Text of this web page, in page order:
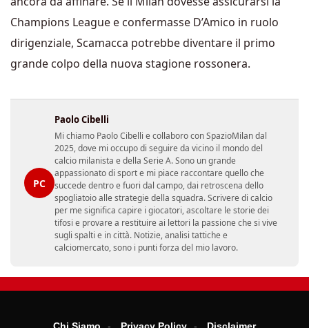
Champions League e confermasse D’Amico in ruolo
dirigenziale, Scamacca potrebbe diventare il primo
grande colpo della nuova stagione rossonera.
PC
Paolo Cibelli
Mi chiamo Paolo Cibelli e collaboro con SpazioMilan dal
2025, dove mi occupo di seguire da vicino il mondo del
calcio milanista e della Serie A. Sono un grande
appassionato di sport e mi piace raccontare quello che
succede dentro e fuori dal campo, dai retroscena dello
spogliatoio alle strategie della squadra. Scrivere di calcio
per me significa capire i giocatori, ascoltare le storie dei
tifosi e provare a restituire ai lettori la passione che si vive
sugli spalti e in città. Notizie, analisi tattiche e
calciomercato, sono i punti forza del mio lavoro.